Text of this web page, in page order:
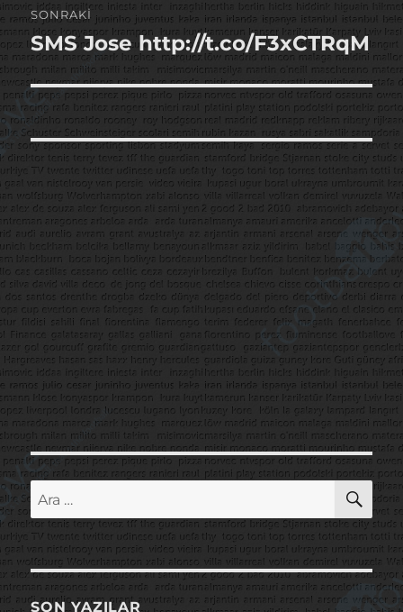
SONRAKI
Sonraki
yazı:
SMS Jose http://t.co/F3xCTRqM
Ara:
SON YAZILAR